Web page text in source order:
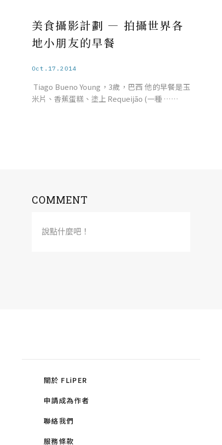
美食攝影計劃 — 拍攝世界各
地小朋友的早餐
Oct.17.2014
Tiago Bueno Young，3歲，巴西 他的早餐是玉
米片、香蕉蛋糕、塗上 Requeijão (一種 ……
COMMENT
說點什麼吧！
關於 FLiPER
申請成為作者
聯絡我們
服務條款